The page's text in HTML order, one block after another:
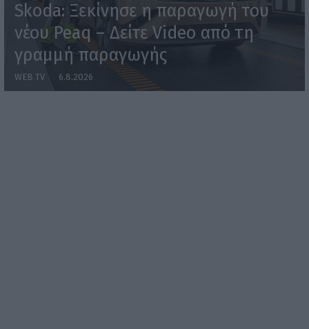
Skoda: Ξεκίνησε η παραγωγή του
νέου Peaq – Δείτε Video από τη
γραμμή παραγωγής
WEB TV 6.8.2026